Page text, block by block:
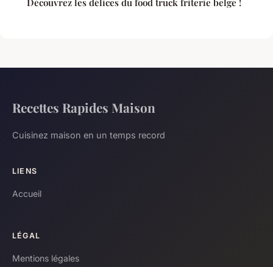
Recettes Rapides Maison
Cuisinez maison en un temps record
LIENS
Accueil
LÉGAL
Mentions légales